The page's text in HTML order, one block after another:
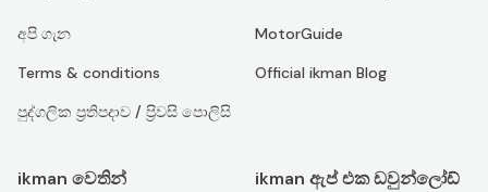
අපි ගැන
Terms & conditions
පුද්ගලික ප්‍රතිපදාව / ප්‍රිවසි පොලිසි
MotorGuide
Official ikman Blog
ikman වෙතින්
ikman ඇප් එක ඩවුන්ලෝඩ්